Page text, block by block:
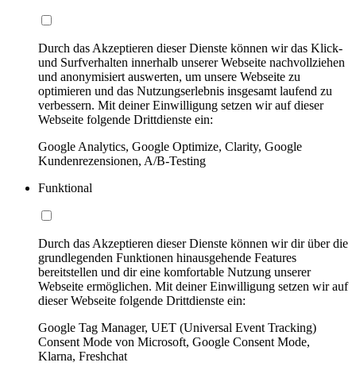
Durch das Akzeptieren dieser Dienste können wir das Klick-
und Surfverhalten innerhalb unserer Webseite nachvollziehen
und anonymisiert auswerten, um unsere Webseite zu
optimieren und das Nutzungserlebnis insgesamt laufend zu
verbessern. Mit deiner Einwilligung setzen wir auf dieser
Webseite folgende Drittdienste ein:
Google Analytics, Google Optimize, Clarity, Google
Kundenrezensionen, A/B-Testing
Funktional
Durch das Akzeptieren dieser Dienste können wir dir über die
grundlegenden Funktionen hinausgehende Features
bereitstellen und dir eine komfortable Nutzung unserer
Webseite ermöglichen. Mit deiner Einwilligung setzen wir auf
dieser Webseite folgende Drittdienste ein:
Google Tag Manager, UET (Universal Event Tracking)
Consent Mode von Microsoft, Google Consent Mode,
Klarna, Freshchat